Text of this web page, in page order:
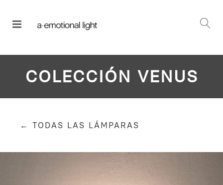
COLECCIÓN VENUS
← TODAS LAS LÁMPARAS